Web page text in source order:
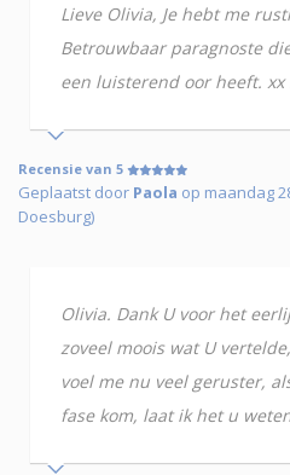
Lieve Olivia, Je hebt me
Betrouwbaar paragnoste
een luisterend oor heeft. xx
Recensie van 5
Geplaatst door Paola op maandag
Doesburg)
Olivia. Dank U voor het
zoveel moois wat U
voel me nu veel geruster,
fase kom, laat ik het u